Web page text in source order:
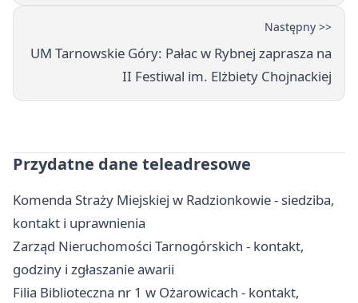
Następny >>
UM Tarnowskie Góry: Pałac w Rybnej zaprasza na
II Festiwal im. Elżbiety Chojnackiej
Przydatne dane teleadresowe
Komenda Straży Miejskiej w Radzionkowie - siedziba,
kontakt i uprawnienia
Zarząd Nieruchomości Tarnogórskich - kontakt,
godziny i zgłaszanie awarii
Filia Biblioteczna nr 1 w Ożarowicach - kontakt,